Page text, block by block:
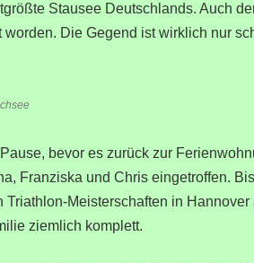
Stausee Deutschlands. Auch
Die Gegend ist wirklich nur
bevor es zurück zur
Franziska und Chris eingetroffen.
Meisterschaften in Hannover
ziemlich komplett.